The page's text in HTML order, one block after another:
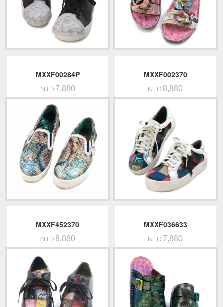
MXXF00284P
NTD.7,880
MXXF002370
NTD.8,880
MXXF452370
NTD.8,880
MXXF036633
NTD.7,880